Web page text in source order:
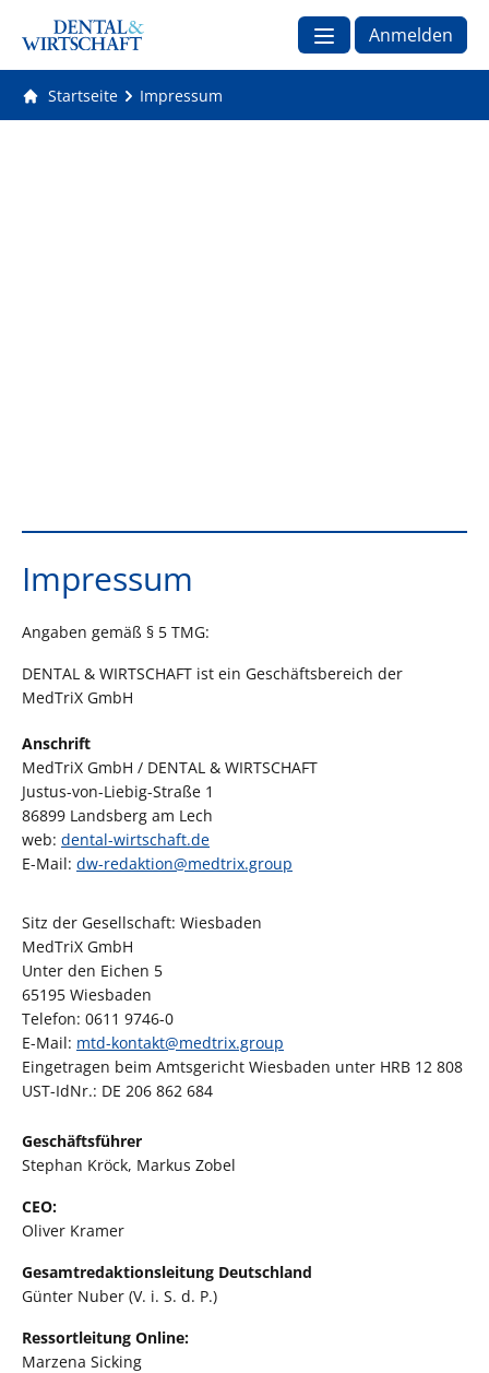
Anmelden
Startseite Impressum
Impressum
Angaben gemäß § 5 TMG:
DENTAL & WIRTSCHAFT ist ein Geschäftsbereich der
MedTriX GmbH
Anschrift
MedTriX GmbH / DENTAL & WIRTSCHAFT
Justus-von-Liebig-Straße 1
86899 Landsberg am Lech
web: dental-wirtschaft.de
E-Mail: dw-redaktion@medtrix.group
Sitz der Gesellschaft: Wiesbaden
MedTriX GmbH
Unter den Eichen 5
65195 Wiesbaden
Telefon: 0611 9746-0
E-Mail: mtd-kontakt@medtrix.group
Eingetragen beim Amtsgericht Wiesbaden unter HRB 12 808
UST-IdNr.: DE 206 862 684
Geschäftsführer
Stephan Kröck, Markus Zobel
CEO:
Oliver Kramer
Gesamtredaktionsleitung Deutschland
Günter Nuber (V. i. S. d. P.)
Ressortleitung Online:
Marzena Sicking